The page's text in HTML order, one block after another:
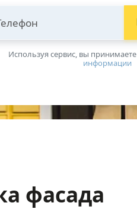
Используя сервис, вы принимаетe
информации
фасада